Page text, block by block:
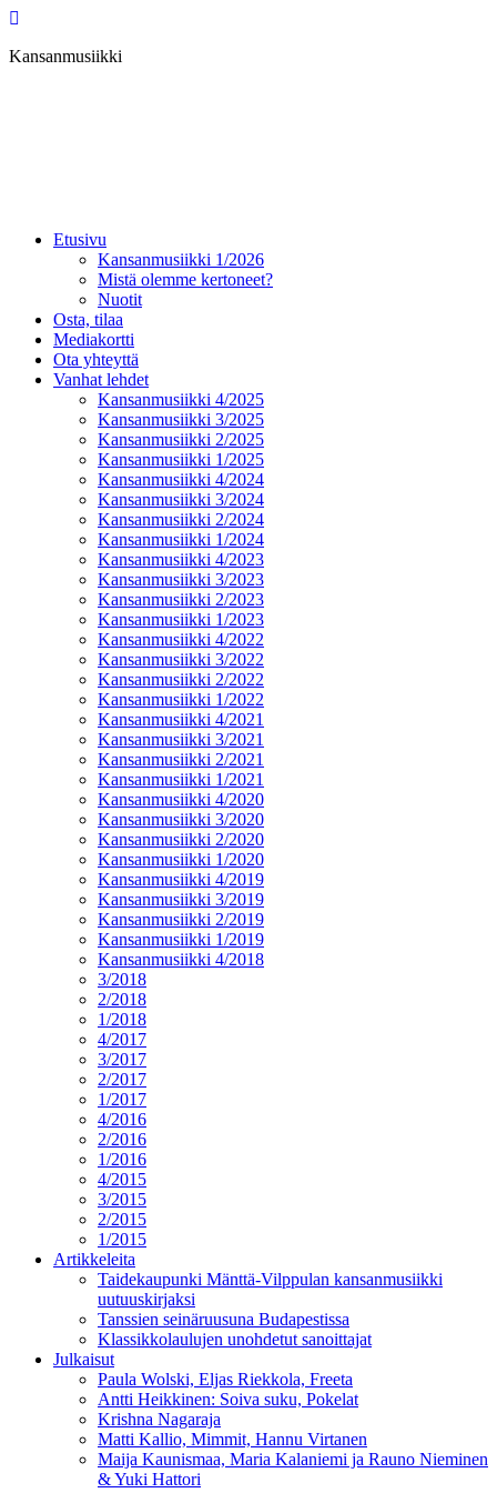
Kansanmusiikki
Etusivu
Kansanmusiikki 1/2026
Mistä olemme kertoneet?
Nuotit
Osta, tilaa
Mediakortti
Ota yhteyttä
Vanhat lehdet
Kansanmusiikki 4/2025
Kansanmusiikki 3/2025
Kansanmusiikki 2/2025
Kansanmusiikki 1/2025
Kansanmusiikki 4/2024
Kansanmusiikki 3/2024
Kansanmusiikki 2/2024
Kansanmusiikki 1/2024
Kansanmusiikki 4/2023
Kansanmusiikki 3/2023
Kansanmusiikki 2/2023
Kansanmusiikki 1/2023
Kansanmusiikki 4/2022
Kansanmusiikki 3/2022
Kansanmusiikki 2/2022
Kansanmusiikki 1/2022
Kansanmusiikki 4/2021
Kansanmusiikki 3/2021
Kansanmusiikki 2/2021
Kansanmusiikki 1/2021
Kansanmusiikki 4/2020
Kansanmusiikki 3/2020
Kansanmusiikki 2/2020
Kansanmusiikki 1/2020
Kansanmusiikki 4/2019
Kansanmusiikki 3/2019
Kansanmusiikki 2/2019
Kansanmusiikki 1/2019
Kansanmusiikki 4/2018
3/2018
2/2018
1/2018
4/2017
3/2017
2/2017
1/2017
4/2016
2/2016
1/2016
4/2015
3/2015
2/2015
1/2015
Artikkeleita
Taidekaupunki Mänttä-Vilppulan kansanmusiikki
uutuuskirjaksi
Tanssien seinäruusuna Budapestissa
Klassikkolaulujen unohdetut sanoittajat
Julkaisut
Paula Wolski, Eljas Riekkola, Freeta
Antti Heikkinen: Soiva suku, Pokelat
Krishna Nagaraja
Matti Kallio, Mimmit, Hannu Virtanen
Maija Kaunismaa, Maria Kalaniemi ja Rauno Nieminen
& Yuki Hattori